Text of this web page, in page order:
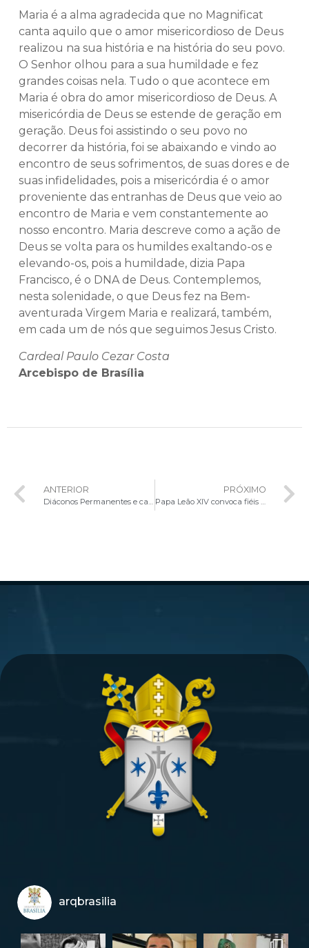
Maria é a alma agradecida que no Magnificat
canta aquilo que o amor misericordioso de Deus
realizou na sua história e na história do seu povo.
O Senhor olhou para a sua humildade e fez
grandes coisas nela. Tudo o que acontece em
Maria é obra do amor misericordioso de Deus. A
misericórdia de Deus se estende de geração em
geração. Deus foi assistindo o seu povo no
decorrer da história, foi se abaixando e vindo ao
encontro de seus sofrimentos, de suas dores e de
suas infidelidades, pois a misericórdia é o amor
proveniente das entranhas de Deus que veio ao
encontro de Maria e vem constantemente ao
nosso encontro. Maria descreve como a ação de
Deus se volta para os humildes exaltando-os e
elevando-os, pois a humildade, dizia Papa
Francisco, é o DNA de Deus. Contemplemos,
nesta solenidade, o que Deus fez na Bem-
aventurada Virgem Maria e realizará, também,
em cada um de nós que seguimos Jesus Cristo.
Cardeal Paulo Cezar Costa
Arcebispo de Brasília
ANTERIOR
Diáconos Permanentes e candidatos ao diaconato celebram Jubileu como peregrinos de esperança
PRÓXIMO
Papa Leão XIV convoca fiéis a jejum e oração pela paz nesta sexta-feira (22)
arqbrasilia